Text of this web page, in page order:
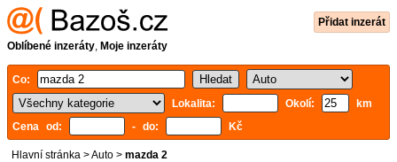
Přidat inzerát
Oblíbené inzeráty, Moje inzeráty
Co:
Lokalita:
Okolí:
km
Cena od:
- do: Kč
Hlavní stránka >Auto > mazda 2